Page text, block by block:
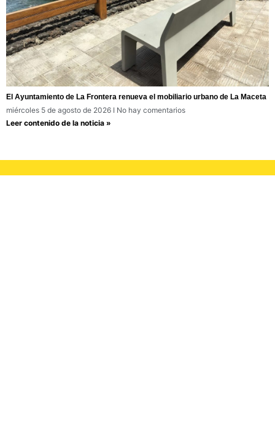
El Ayuntamiento de La Frontera renueva el mobiliario urbano de La Maceta
miércoles 5 de agosto de 2026
No hay comentarios
Leer contenido de la noticia »